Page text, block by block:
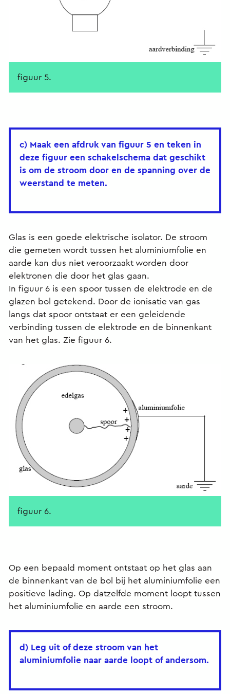
figuur 5.
c) Maak een afdruk van figuur 5 en teken in
deze figuur een schakelschema dat geschikt
is om de stroom door en de spanning over de
weerstand te meten.
Glas is een goede elektrische isolator. De stroom
die gemeten wordt tussen het aluminiumfolie en
aarde kan dus niet veroorzaakt worden door
elektronen die door het glas gaan.
In figuur 6 is een spoor tussen de elektrode en de
glazen bol getekend. Door de ionisatie van gas
langs dat spoor ontstaat er een geleidende
verbinding tussen de elektrode en de binnenkant
van het glas. Zie figuur 6.
figuur 6.
Op een bepaald moment ontstaat op het glas aan
de binnenkant van de bol bij het aluminiumfolie een
positieve lading. Op datzelfde moment loopt tussen
het aluminiumfolie en aarde een stroom.
d) Leg uit of deze stroom van het
aluminiumfolie naar aarde loopt of andersom.